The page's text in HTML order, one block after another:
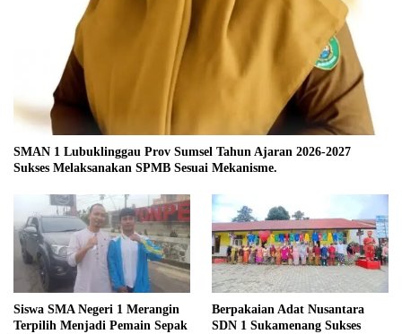
SMAN 1 Lubuklinggau Prov Sumsel Tahun Ajaran 2026-2027
Sukses Melaksanakan SPMB Sesuai Mekanisme.
Siswa SMA Negeri 1 Merangin
Terpilih Menjadi Pemain Sepak
Berpakaian Adat Nusantara
SDN 1 Sukamenang Sukses